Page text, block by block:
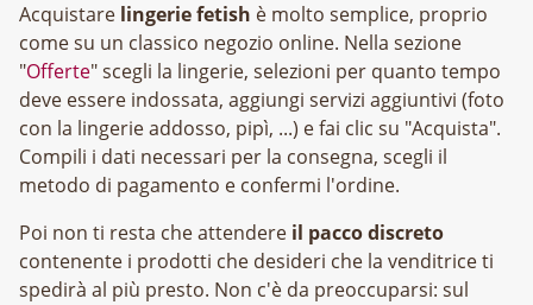
Acquistare lingerie fetish è molto semplice, proprio
come su un classico negozio online. Nella sezione
"Offerte" scegli la lingerie, selezioni per quanto tempo
deve essere indossata, aggiungi servizi aggiuntivi (foto
con la lingerie addosso, pipì, ...) e fai clic su "Acquista".
Compili i dati necessari per la consegna, scegli il
metodo di pagamento e confermi l'ordine.
Poi non ti resta che attendere il pacco discreto
contenente i prodotti che desideri che la venditrice ti
spedirà al più presto. Non c'è da preoccuparsi: sul